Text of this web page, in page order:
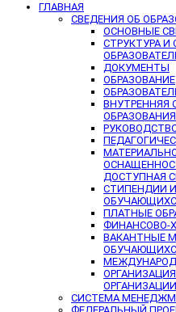
ГЛАВНАЯ
СВЕДЕНИЯ ОБ
ОСНОВНЫЕ
СТРУКТУРА И
ДОКУМЕНТЫ
ОБРАЗОВАНИЕ
ВНУТРЕННЯЯ
ОБРАЗОВАНИЯ
ДОСТУПНАЯ
СТИПЕНДИИ
ПЛАТНЫЕ
ФИНАНСОВО-
ВАКАНТНЫЕ
ОРГАНИЗАЦИИ
СИСТЕМА